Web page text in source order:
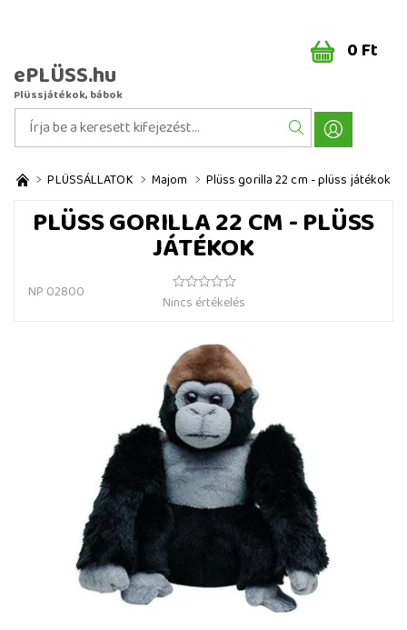
ePLÜSS.hu
Plüssjátékok, bábok
0 Ft
PLÜSSÁLLATOK Majom Plüss gorilla 22 cm - plüss játékok
PLÜSS GORILLA 22 CM - PLÜSS
JÁTÉKOK
NP 02800
Nincs értékelés